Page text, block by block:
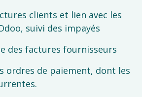
clients et lien avec les
suivi des impayés
des factures fournisseurs
ordres de paiement, dont les